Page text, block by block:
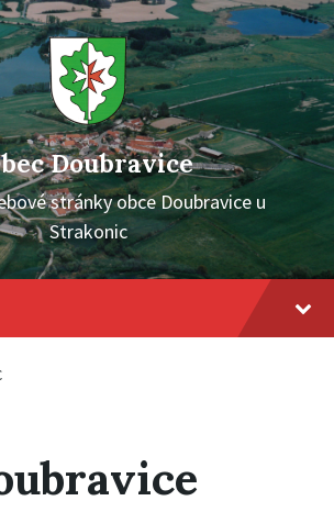
Doubravice
stránky obce Doubravice u
Strakonic